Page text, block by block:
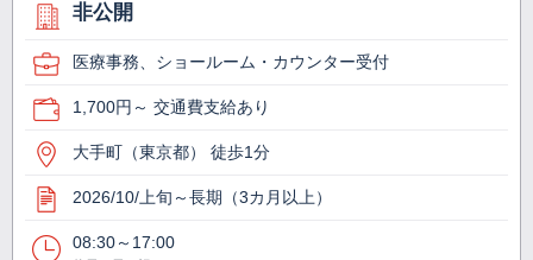
非公開
医療事務、ショールーム・カウンター受付
1,700円～ 交通費支給あり
大手町（東京都） 徒歩1分
2026/10/上旬～長期（3カ月以上）
08:30～17:00